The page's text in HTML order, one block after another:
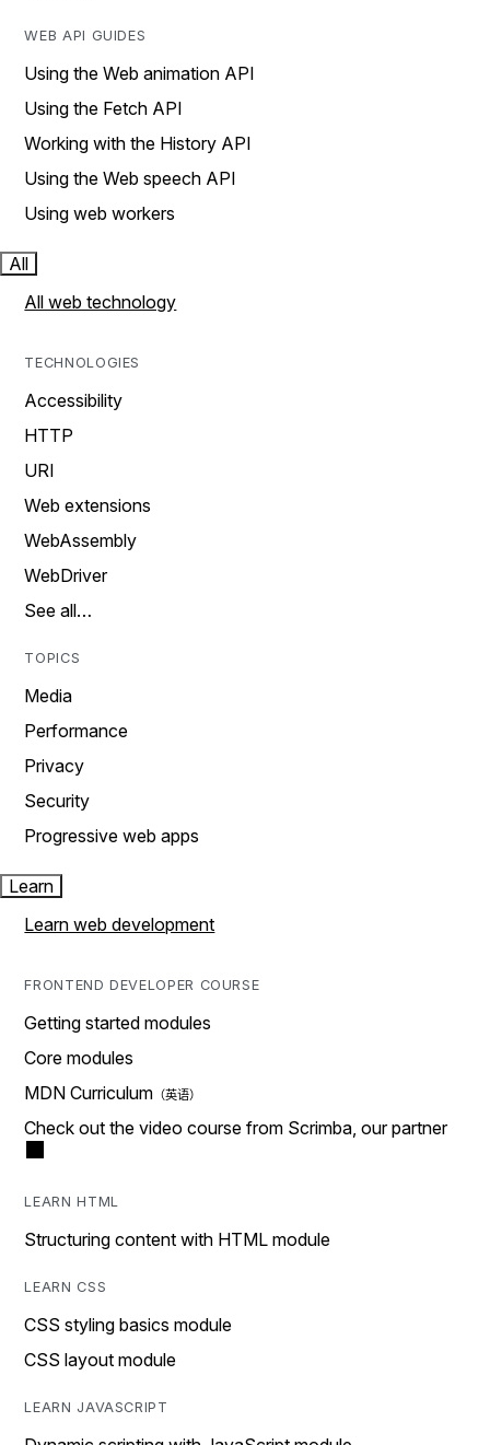
WEB API GUIDES
Using the Web animation API
Using the Fetch API
Working with the History API
Using the Web speech API
Using web workers
All
All web technology
TECHNOLOGIES
Accessibility
HTTP
URI
Web extensions
WebAssembly
WebDriver
See all…
TOPICS
Media
Performance
Privacy
Security
Progressive web apps
Learn
Learn web development
FRONTEND DEVELOPER COURSE
Getting started modules
Core modules
MDN Curriculum
Check out the video course from Scrimba, our partner
LEARN HTML
Structuring content with HTML module
LEARN CSS
CSS styling basics module
CSS layout module
LEARN JAVASCRIPT